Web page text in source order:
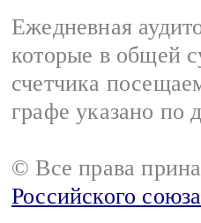
Ежедневная
которые в общей
счетчика
графе указано по
© Все права
Российского